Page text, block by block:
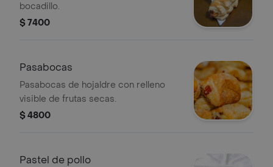
bocadillo.
$ 7400
Pasabocas
Pasabocas de hojaldre con relleno
visible de frutas secas.
$ 4800
Pastel de pollo